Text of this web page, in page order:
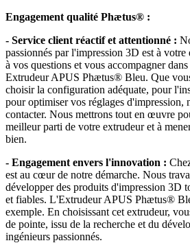
Engagement qualité Phætus® :
- Service client réactif et attentionné :
passionnés par l'impression 3D est à
à vos questions et vous accompagner
Extrudeur APUS Phætus® Bleu. Que
choisir la configuration adéquate, pour
pour optimiser vos réglages d'impression,
contacter. Nous mettrons tout en œuvre
meilleur parti de votre extrudeur et à
bien.
- Engagement envers l'innovation :
est au cœur de notre démarche. Nous
développer des produits d'impression 3D
et fiables. L'Extrudeur APUS Phætus®
exemple. En choisissant cet extrudeur,
de pointe, issu de la recherche et du
ingénieurs passionnés.